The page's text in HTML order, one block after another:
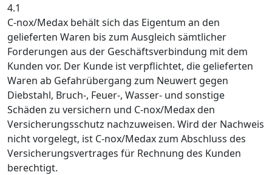
4.1
C-nox/Medax behält sich das Eigentum an den
gelieferten Waren bis zum Ausgleich sämtlicher
Forderungen aus der Geschäftsverbindung mit dem
Kunden vor. Der Kunde ist verpflichtet, die gelieferten
Waren ab Gefahrübergang zum Neuwert gegen
Diebstahl, Bruch-, Feuer-, Wasser- und sonstige
Schäden zu versichern und C-nox/Medax den
Versicherungsschutz nachzuweisen. Wird der Nachweis
nicht vorgelegt, ist C-nox/Medax zum Abschluss des
Versicherungsvertrages für Rechnung des Kunden
berechtigt.